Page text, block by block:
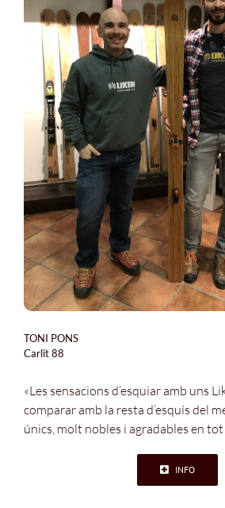
TONI PONS
Carlit 88
«Les sensacions d’esquiar amb uns
comparar amb la resta d’esquís del
únics, molt nobles i agradables en
INFO